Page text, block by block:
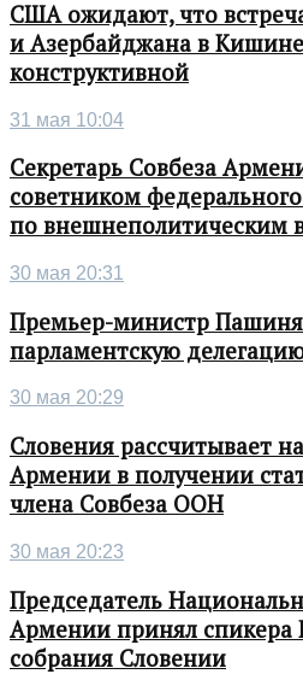
США ожидают, что
и Азербайджана в
конструктивной
31 мая 10:04
Секретарь Совбеза
советником
по внешнеполитическим
30 мая 20:31
Премьер-министр
парламентскую
30 мая 20:29
Словения рассчитывает
Армении в получении
члена Совбеза ООН
30 мая 20:23
Председатель
Армении принял спикера
собрания Словении